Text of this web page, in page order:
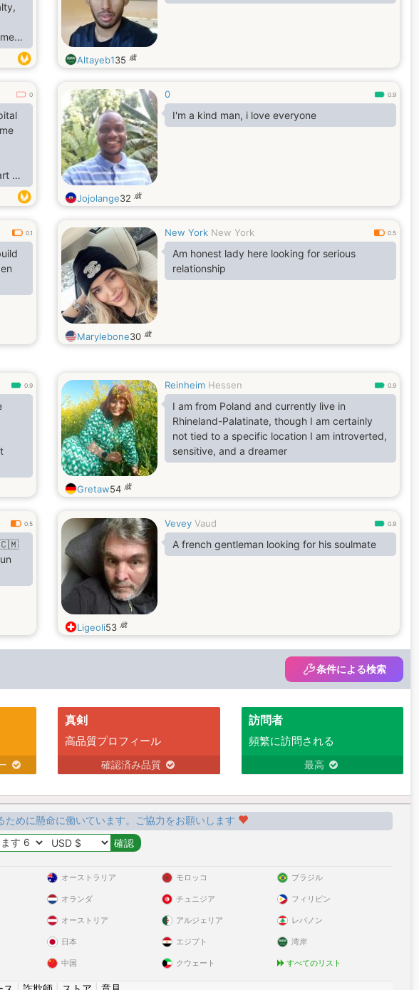
that
Altayeb135 歳
0
a
is
if
0 0.9
I'm a kind man, i love everyone
Jojolange32 歳
0.1 New York New York 0.5
Am honest lady here looking for serious
relationship
Marylebone30 歳
0.9 Reinheim Hessen 0.9
I am from Poland and currently live in
Rhineland-Palatinate, though I am certainly
not tied to a specific location I am introverted,
sensitive, and a dreamer
Gretaw54 歳
0.5
🇨🇲
Vevey Vaud 0.9
A french gentleman looking for his soulmate
Ligeoli53 歳
条件による検索
真剣
高品質プロフィール
確認済み品質
訪問者
頻繁に訪問される
最高
ために懸命に働いています。ご協力をお願いします
オーストラリア
オランダ
オーストリア
日本
中国
モロッコ
チュニジア
アルジェリア
エジプト
クウェート
ブラジル
フィリピン
レバノン
湾岸
すべてのリスト